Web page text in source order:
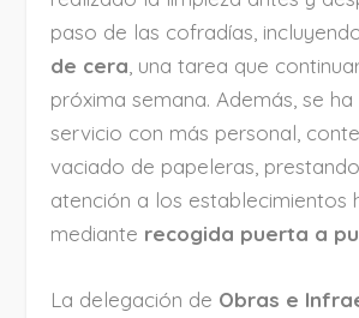
paso de las cofradías,
de cera , una tarea que
próxima semana. Además, se
servicio con más personal,
vaciado de papeleras,
atención a los establecimientos
mediante recogida puerta a
La delegación de Obras e